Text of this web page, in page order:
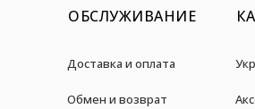
ОБСЛУЖИВАНИЕ
Доставка и оплата
Обмен и возврат